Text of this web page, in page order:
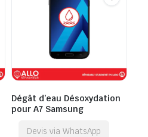
Dégât d’eau Désoxydation
pour A7 Samsung
Devis via WhatsApp